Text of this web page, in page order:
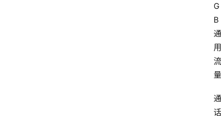
G
B
通
用
流
量
通
话